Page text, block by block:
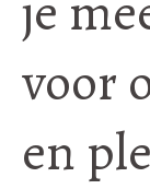
voor
en